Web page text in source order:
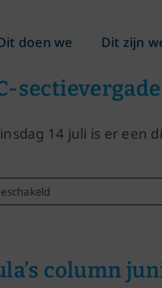
doen we Dit zijn
14 juli is er een
KLC-
juli
column